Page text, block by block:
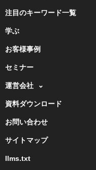
注目のキーワード一覧
学ぶ
お客様事例
セミナー
運営会社
資料ダウンロード
お問い合わせ
サイトマップ
llms.txt